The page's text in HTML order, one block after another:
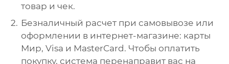
товар и чек.
Безналичный расчет при самовывозе или
оформлении в интернет-магазине: карты
Мир, Visa и MasterCard. Чтобы оплатить
покупку, система перенаправит вас на